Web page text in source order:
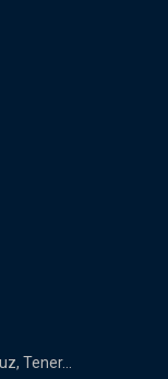
Tener...